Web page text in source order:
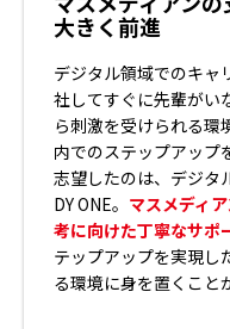
過去の紹介実績か
新卒からデジタルエージ
りがいを感じていました
上げたい」と考えるよう
指すことにしました。実
のエージェントからも
や、入社した方が活躍し
マスメディアンから応募
きく上回る100万円以上
これまで事業会社やコン
は異動の結果、営業業務
ィアンに転職相談をし
対策や電話でのフォロー
れました。 現職にはSEO
ンテンツマーケティング
ィールドが大きく広が
大きく前進
デジタル領域でのキャ
社してすぐに先輩がい
ら刺激を受けられる環
内でのステップアップ
志望したのは、デジ
DY ONE。 マスメディ
考に向けた丁寧なサポ
テップアップを実現し
る環境に身を置くこと